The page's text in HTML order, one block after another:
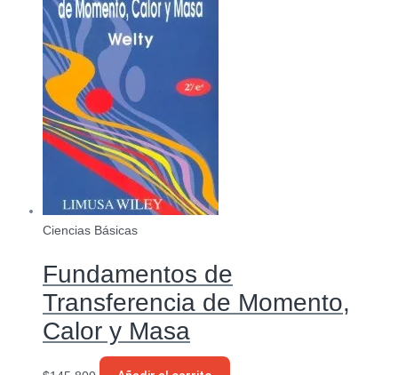
Ciencias Básicas
Fundamentos de
Transferencia de Momento,
Calor y Masa